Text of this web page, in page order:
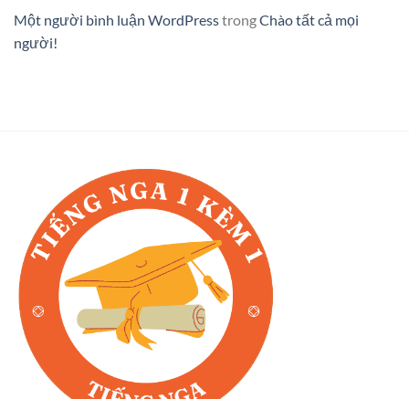
Một người bình luận WordPresstrongChào tất cả mọi
người!